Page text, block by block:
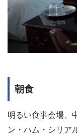
朝食
明るい食事会場、
ン・ハム・シリア